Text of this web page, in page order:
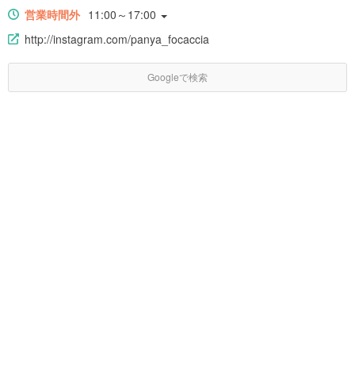
営業時間外 11:00～17:00
http://instagram.com/panya_focaccia
Googleで検索